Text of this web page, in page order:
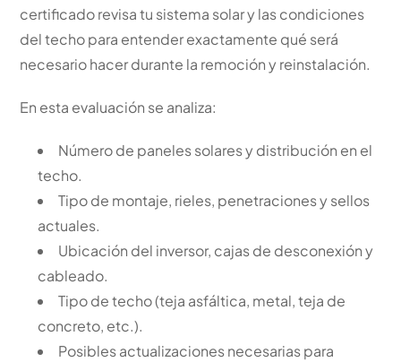
certificado revisa tu sistema solar y las condiciones
del techo para entender exactamente qué será
necesario hacer durante la remoción y reinstalación.
En esta evaluación se analiza:
Número de paneles solares y distribución en el
techo.
Tipo de montaje, rieles, penetraciones y sellos
actuales.
Ubicación del inversor, cajas de desconexión y
cableado.
Tipo de techo (teja asfáltica, metal, teja de
concreto, etc.).
Posibles actualizaciones necesarias para